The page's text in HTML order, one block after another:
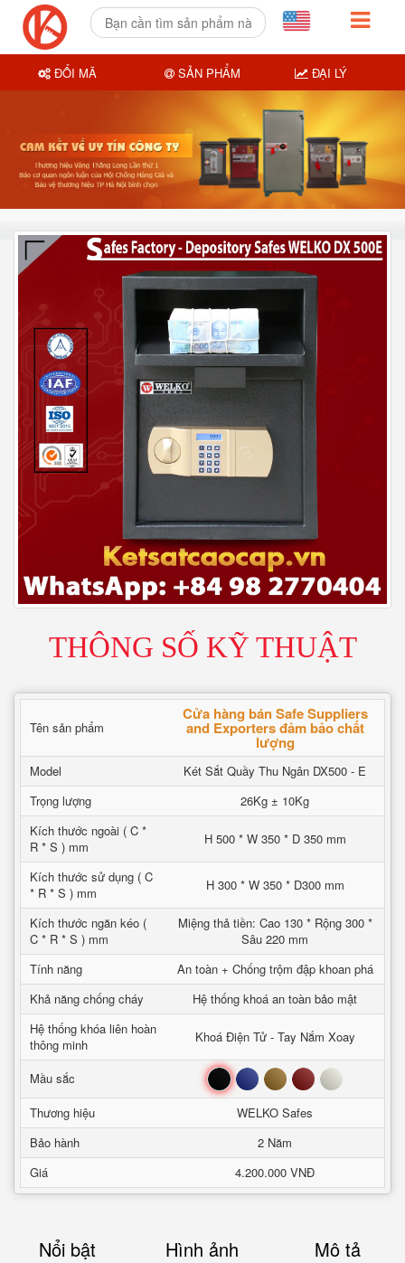
THÔNG SỐ KỸ THUẬT
Tên sản phẩm
Cửa hàng bán Safe Suppliers
and Exporters đảm bảo chất
lượng
Model
Két Sắt Quầy Thu Ngân DX500 - E
Trọng lượng
26Kg ± 10Kg
Kích thước ngoài ( C *
R * S ) mm
H 500 * W 350 * D 350 mm
Kích thước sử dụng ( C
* R * S ) mm
H 300 * W 350 * D300 mm
Kích thước ngăn kéo (
C * R * S ) mm
Miệng thả tiền: Cao 130 * Rộng 300 *
Sâu 220 mm
Tính năng
An toàn + Chống trộm đập khoan phá
Khả năng chống cháy
Hệ thống khoá an toàn bảo mật
Hệ thống khóa liên hoàn
thông minh
Khoá Điện Tử - Tay Nắm Xoay
Mầu sắc Đen Xanh Nâu Đỏ Trắng
Thương hiệu
WELKO Safes
Bảo hành
2 Năm
Giá
4.200.000 VNĐ
Nổi bật Hình ảnh Mô tả
ĐỔI MÃ SẢN PHẨM ĐẠI LÝ